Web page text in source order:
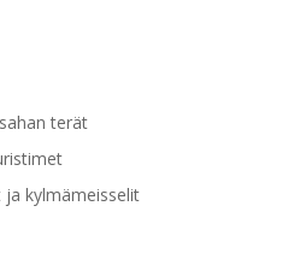
terät
kylmämeisselit